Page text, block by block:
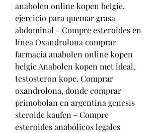
anabolen online kopen belgie,
ejercicio para quemar grasa
abdominal - Compre esteroides en
línea Oxandrolona comprar
farmacia anabolen online kopen
belgie Anabolen kopen met ideal,
testosteron kope. Comprar
oxandrolona, donde comprar
primobolan en argentina genesis
steroide kaufen - Compre
esteroides anabólicos legales